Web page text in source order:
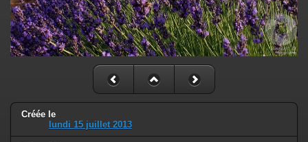
Créée le
lundi 15 juillet 2013